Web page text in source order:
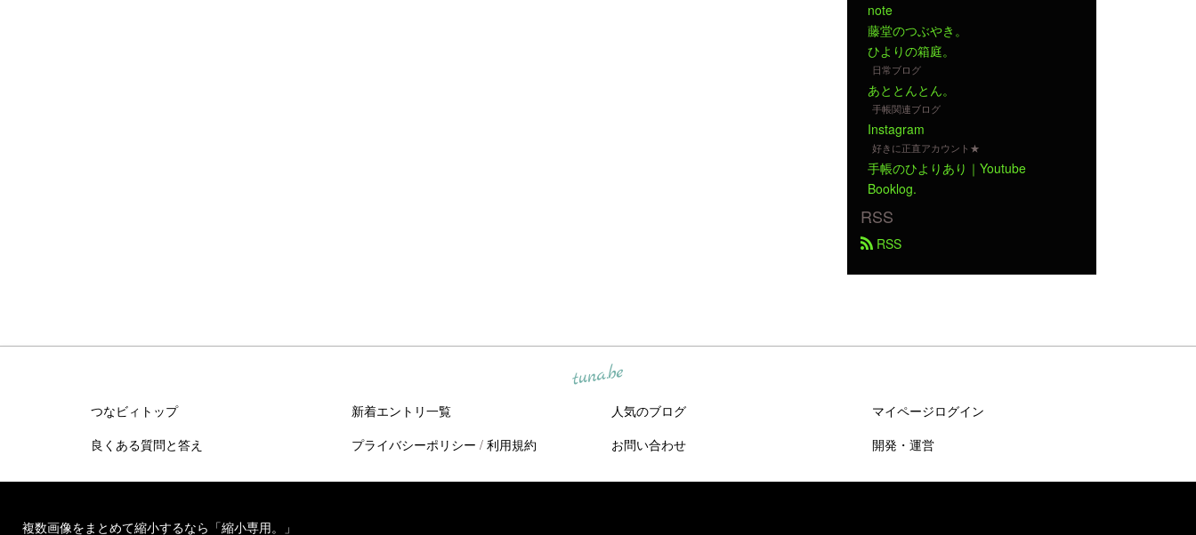
note
藤堂のつぶやき。
ひよりの箱庭。
日常ブログ
あととんとん。
手帳関連ブログ
Instagram
好きに正直アカウント★
手帳のひよりあり｜Youtube
Booklog.
RSS
RSS
tuna.be
つなビィトップ 新着エントリ一覧 人気のブログ
マイページログイン
良くある質問と答え
プライバシーポリシー / 利用規約 お問い合わせ 開発・運営
複数画像をまとめて縮小するなら「縮小専用。」